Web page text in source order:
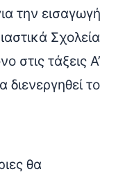
την εισαγωγή
Σχολεία
στις τάξεις Α’
διενεργηθεί το
θα